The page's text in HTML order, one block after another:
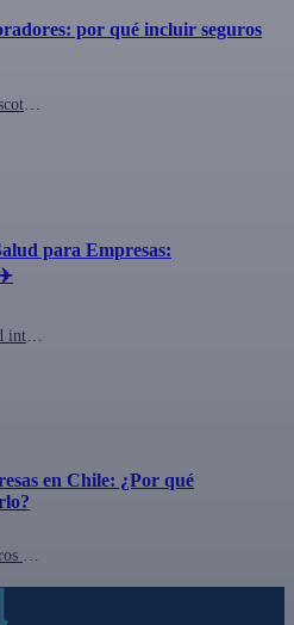
por qué incluir seguros
para Empresas:
en Chile: ¿Por qué